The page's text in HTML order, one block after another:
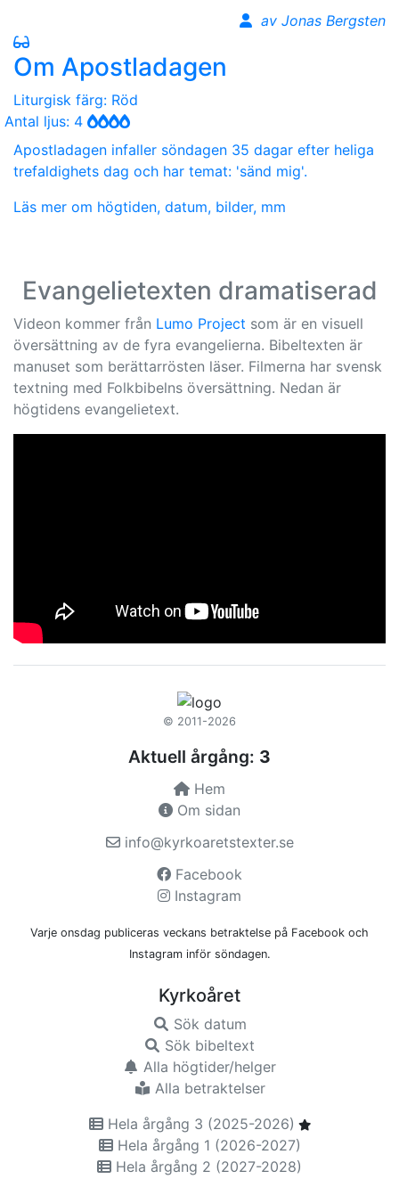
av Jonas Bergsten
Om Apostladagen
Liturgisk färg: Röd
Antal ljus: 4
Apostladagen infaller söndagen 35 dagar efter heliga
trefaldighets dag och har temat: 'sänd mig'.
Läs mer om högtiden, datum, bilder, mm
Evangelietexten dramatiserad
Videon kommer från Lumo Project som är en visuell
översättning av de fyra evangelierna. Bibeltexten är
manuset som berättarrösten läser. Filmerna har svensk
textning med Folkbibelns översättning. Nedan är
högtidens evangelietext.
© 2011-2026
Aktuell årgång: 3
Hem
Om sidan
info@kyrkoaretstexter.se
Facebook
Instagram
Varje onsdag publiceras veckans betraktelse på Facebook och
Instagram inför söndagen.
Kyrkoåret
Sök datum
Sök bibeltext
Alla högtider/helger
Alla betraktelser
Hela årgång 3 (2025-2026)
Hela årgång 1 (2026-2027)
Hela årgång 2 (2027-2028)